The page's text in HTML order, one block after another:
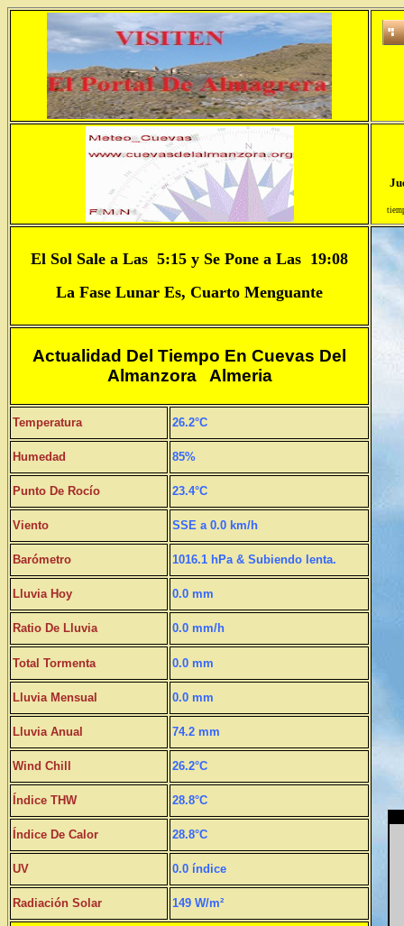
El Sol Sale a Las 5:15 y Se Pone a Las 19:08
La Fase Lunar Es, Cuarto Menguante
Actualidad Del Tiempo En Cuevas Del
Almanzora Almeria
Temperatura 26.2°C
Humedad 85%
Punto De Rocío 23.4°C
Viento SSE a 0.0 km/h
Barómetro 1016.1 hPa & Subiendo lenta.
Lluvia Hoy 0.0 mm
Ratio De Lluvia 0.0 mm/h
Total Tormenta 0.0 mm
Lluvia Mensual 0.0 mm
Lluvia Anual 74.2 mm
Wind Chill 26.2°C
Índice THW 28.8°C
Índice De Calor 28.8°C
UV 0.0 índice
Radiación Solar 149 W/m²